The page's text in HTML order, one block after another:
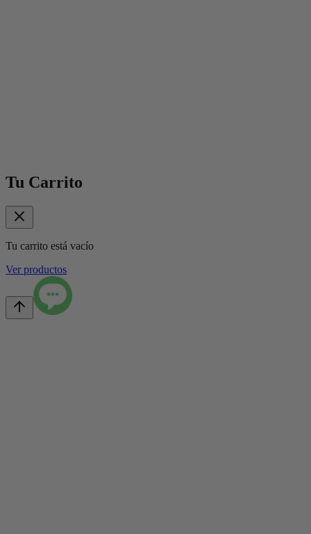
Tu Carrito
Tu carrito está vacío
Ver productos